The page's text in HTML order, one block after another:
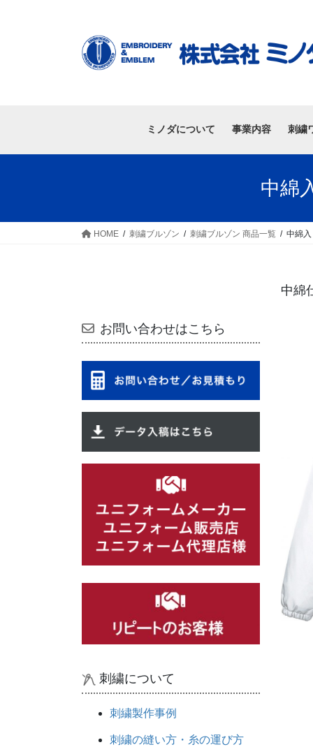
ミノダについて 事業内容 刺繍
中綿
HOME 刺繍ブルゾン 刺繍ブルゾン 商品一覧 中綿
中綿
お問い合わせはこちら
刺繍について
刺繍製作事例
刺繍の縫い方・糸の運び方